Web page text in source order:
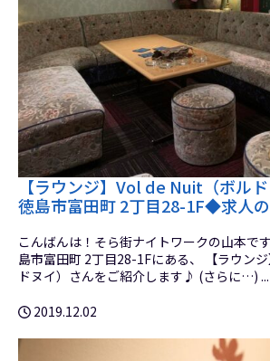
【ラウンジ】Vol de Nuit（ボル
徳島市富田町 2丁目28-1F◆求人
こんばんは！そら街ナイトワークの山本で
島市富田町 2丁目28-1Fにある、 【ラウン
ドヌイ）さんをご紹介します♪ (さらに…) ...
2019.12.02